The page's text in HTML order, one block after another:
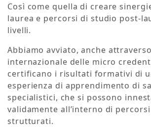
Così come quella di creare
laurea e percorsi di studio post-
livelli.
Abbiamo avviato, anche
internazionale delle micro
certificano i risultati formativi di
esperienza di apprendimento di
specialistici, che si possono
validamente all’interno di
strutturati.